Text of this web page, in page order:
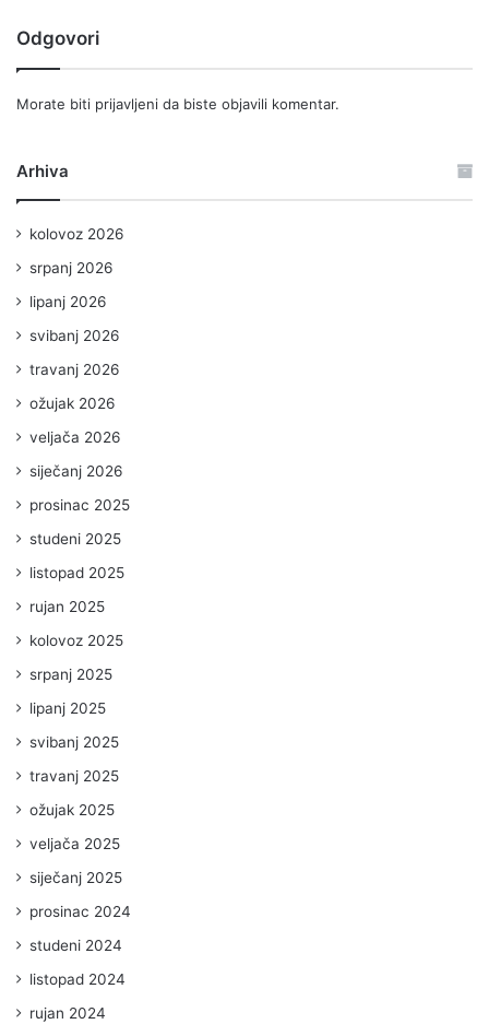
Odgovori
Morate biti prijavljeni da biste objavili komentar.
Arhiva
kolovoz 2026
srpanj 2026
lipanj 2026
svibanj 2026
travanj 2026
ožujak 2026
veljača 2026
siječanj 2026
prosinac 2025
studeni 2025
listopad 2025
rujan 2025
kolovoz 2025
srpanj 2025
lipanj 2025
svibanj 2025
travanj 2025
ožujak 2025
veljača 2025
siječanj 2025
prosinac 2024
studeni 2024
listopad 2024
rujan 2024